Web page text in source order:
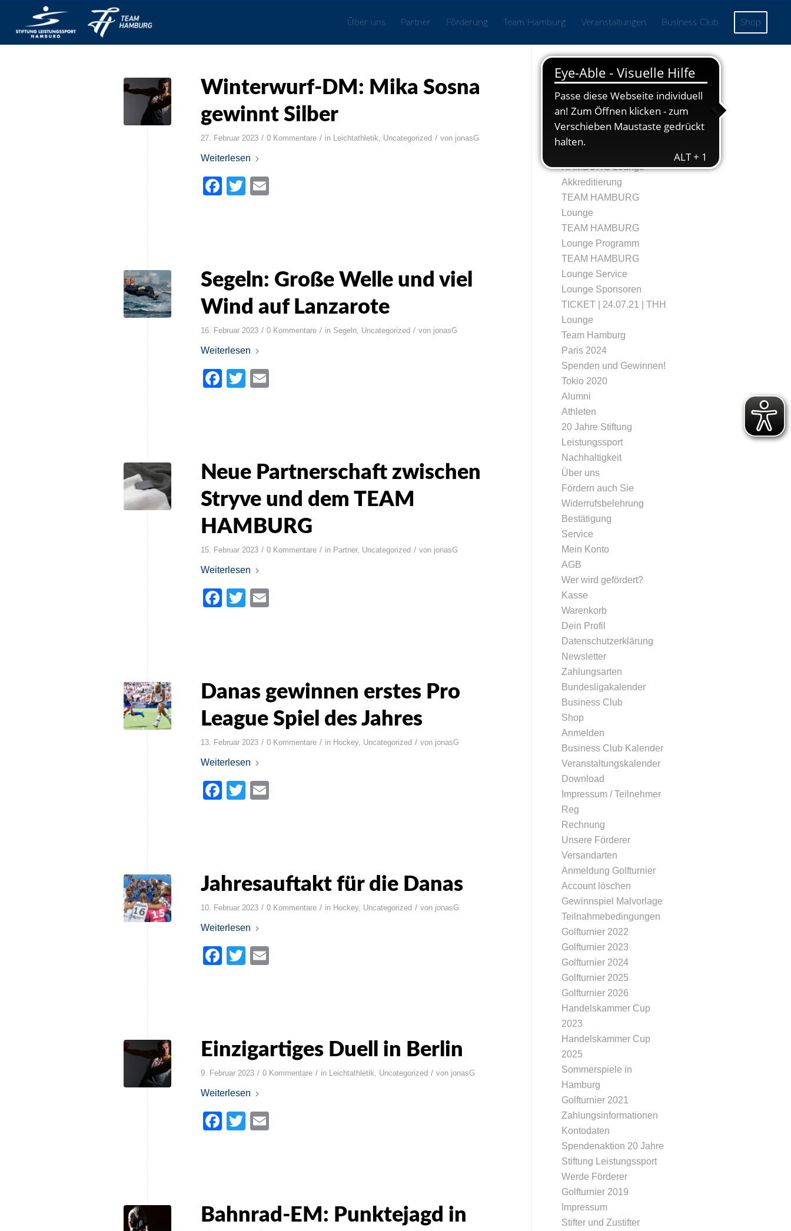
Über uns Partner Förderung Team Hamburg Veranstaltungen Business Club Shop
Winterwurf-DM: Mika Sosna
gewinnt Silber
27. Februar 2023 / 0 Kommentare / in Leichtathletik, Uncategorized / von jonasG
Weiterlesen
Facebook
Twitter
Segeln: Große Welle und viel
Wind auf Lanzarote
16. Februar 2023 / 0 Kommentare / in Segeln, Uncategorized / von jonasG
Weiterlesen
Facebook
Twitter
Neue Partnerschaft zwischen
Stryve und dem TEAM
HAMBURG
15. Februar 2023 / 0 Kommentare / in Partner, Uncategorized / von jonasG
Weiterlesen
Facebook
Twitter
Danas gewinnen erstes Pro
League Spiel des Jahres
13. Februar 2023 / 0 Kommentare / in Hockey, Uncategorized / von jonasG
Weiterlesen
Facebook
Twitter
Jahresauftakt für die Danas
10. Februar 2023 / 0 Kommentare / in Hockey, Uncategorized / von jonasG
Weiterlesen
Facebook
Twitter
Einzigartiges Duell in Berlin
9. Februar 2023 / 0 Kommentare / in Leichtathletik, Uncategorized / von jonasG
Weiterlesen
Facebook
Twitter
Bahnrad-EM: Punktejagd in
Seiten
Echtheit von
Bewertungen
TRegistrierung
HAMBURG Lounge
Akkreditierung
TEAM HAMBURG
Lounge
TEAM HAMBURG
Lounge Programm
TEAM HAMBURG
Lounge Service
Lounge Sponsoren
TICKET | 24.07.21 | THH
Lounge
Team Hamburg
Paris 2024
Spenden und Gewinnen!
Tokio 2020
Alumni
Athleten
20 Jahre Stiftung
Leistungssport
Nachhaltigkeit
Über uns
Fördern auch Sie
Widerrufsbelehrung
Bestätigung
Service
Mein Konto
AGB
Wer wird gefördert?
Kasse
Warenkorb
Dein Profil
Datenschutzerklärung
Newsletter
Zahlungsarten
Bundesligakalender
Business Club
Shop
Anmelden
Business Club Kalender
Veranstaltungskalender
Download
Impressum / Teilnehmer
Reg
Rechnung
Unsere Förderer
Versandarten
Anmeldung Golfturnier
Account löschen
Gewinnspiel Malvorlage
Teilnahmebedingungen
Golfturnier 2022
Golfturnier 2023
Golfturnier 2024
Golfturnier 2025
Golfturnier 2026
Handelskammer Cup
2023
Handelskammer Cup
2025
Sommerspiele in
Hamburg
Golfturnier 2021
Zahlungsinformationen
Kontodaten
Spendenaktion 20 Jahre
Stiftung Leistungssport
Werde Förderer
Golfturnier 2019
Impressum
Stifter und Zustifter